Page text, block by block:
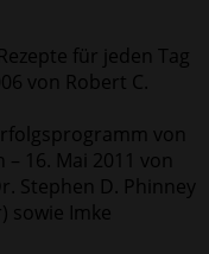
für jeden Tag
von Robert C.
von
16. Mai 2011 von
Stephen D. Phinney
sowie Imke